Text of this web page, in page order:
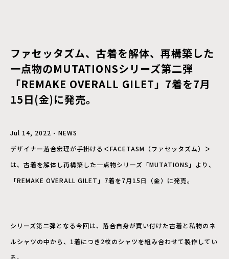
ファセッタズム、古着を解体、再構築した
一点物のMUTATIONSシリーズ第二弾
「REMAKE OVERALL GILET」7着を7月
15日(金)に発売。
Jul 14, 2022 - NEWS
デザイナー落合宏理が手掛ける＜FACETASM（ファセッタズム）＞
は、古着を解体し再構築した一点物シリーズ「MUTATIONS」より、
「REMAKE OVERALL GILET」7着を7月15日（金）に発売。
シリーズ第二弾となる今回は、落合自身が買い付けた古着と私物のネ
ルシャツの中から、1着につき2枚のシャツを組み合わせて製作してい
る。